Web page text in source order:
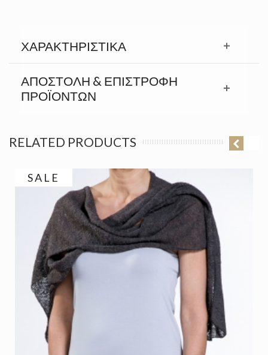
ΧΑΡΑΚΤΗΡΙΣΤΙΚΆ
ΑΠΟΣΤΟΛΉ & ΕΠΙΣΤΡΟΦΉ
ΠΡΟΪΟΝΤΩΝ
RELATED PRODUCTS
SALE